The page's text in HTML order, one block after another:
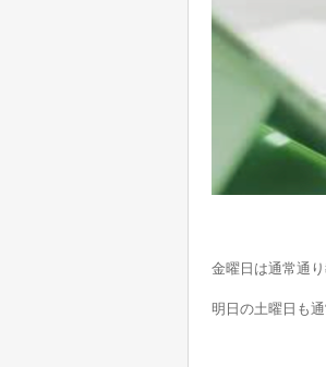
金曜日は通常通
明日の土曜日も